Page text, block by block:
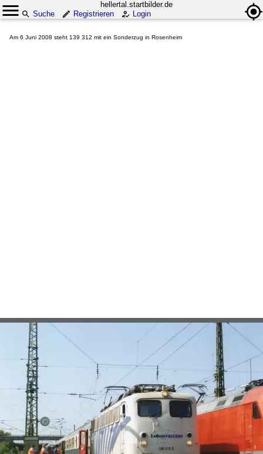
hellertal.startbilder.de
Suche
Registrieren Login
Am 6 Juni 2008 steht 139 312 mit ein Sonderzug in Rosenheim